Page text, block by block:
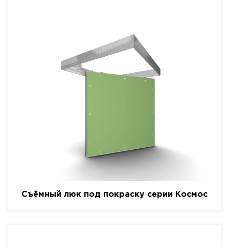
Съёмный люк под покраску серии Космос